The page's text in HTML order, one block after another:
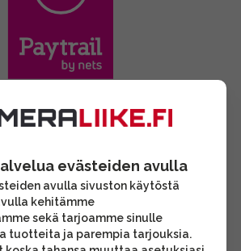
evästeiden avulla
avulla sivuston käytöstä
kehitämme
sekä tarjoamme sinulle
tuotteita ja parempia tarjouksia.